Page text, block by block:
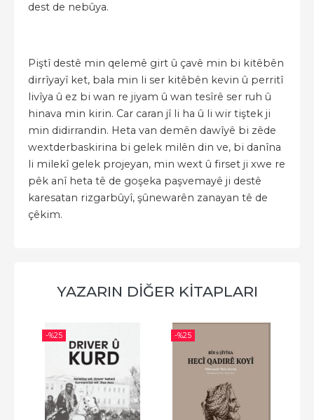
dest de nebûya.
Piştî destê min qelemê girt û çavê min bi kitêbên
dirrîyayî ket, bala min li ser kitêbên kevin û perritî
livîya û ez bi wan re jiyam û wan tesîrê ser ruh û
hinava min kirin. Car caran jî li ha û li wir tiştek ji
min didirrandin. Heta van demên dawîyê bi zêde
wextderbaskirina bi gelek milên din ve, bi danîna
li milekî gelek projeyan, min wext û firset ji xwe re
pêk anî heta tê de goşeka paşvemayê ji destê
karesatan rizgarbûyî, şûnewarên zanayan tê de
çêkim.
YAZARIN DIĞER KITAPLARI
-%25 -%25